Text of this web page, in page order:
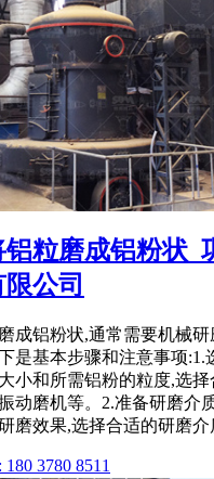
粒磨成铝粉状_
公司
成铝粉状,通常需要机械
是基本步骤和注意事项:1.
小和所需铝粉的粒度,选
动磨机等。2.准备研磨介
磨效果,选择合适的研磨介
3780 8511